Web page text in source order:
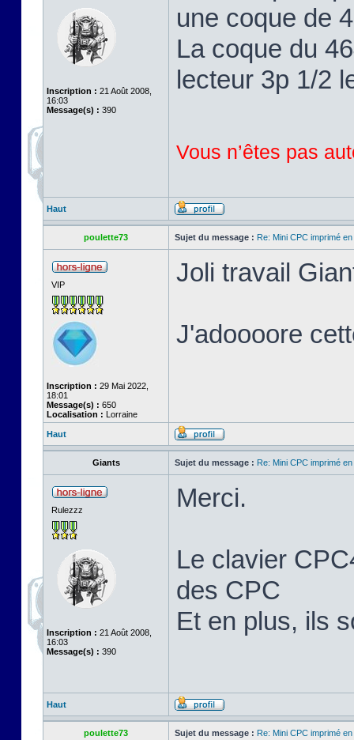
Inscription : 21 Août 2008,
16:03
Message(s) : 390
une coque de
La coque du
lecteur 3p 1/2
Vous n’êtes pas
Haut
poulette73 Sujet du message : Re: Mini CPC imprimé
VIP
Inscription : 29 Mai 2022,
18:01
Message(s) : 650
Localisation : Lorraine
Joli travail
J'adoooore
Haut
Giants Sujet du message : Re: Mini CPC imprimé
Rulezzz
Inscription : 21 Août 2008,
16:03
Message(s) : 390
Merci.
Le clavier
des CPC
Et en plus, ils
Haut
poulette73 Sujet du message : Re: Mini CPC imprimé